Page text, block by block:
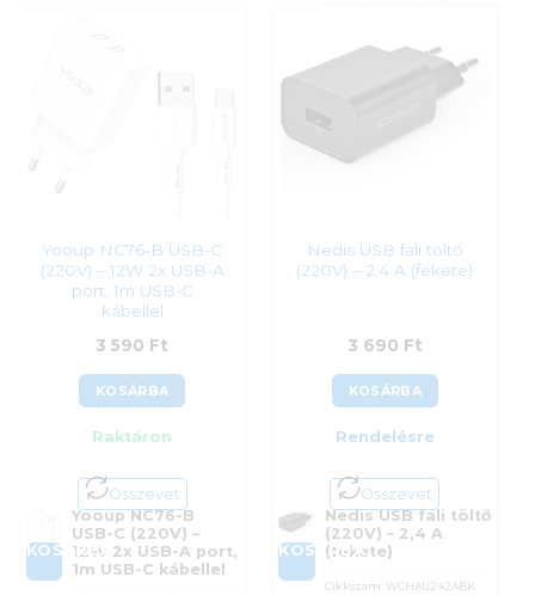
Yooup NC76-B USB-C
(220V) – 12W 2x USB-A
port, 1m USB-C
kábellel
3 590 Ft
KOSÁRBA
Raktáron
Összevet
KOSÁRBA
Yooup NC76-B
USB-C (220V) –
12W 2x USB-A port,
1m USB-C kábellel
Nedis USB fali töltő
(220V) – 2,4 A (fekete)
3 690 Ft
KOSÁRBA
Rendelésre
Összevet
KOSÁRBA
Nedis USB fali töltő
(220V) – 2,4 A
(fekete)
Cikkszám: WCHAU242ABK